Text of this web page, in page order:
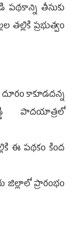
తీసుకు
తల్లికి ప్రభుత్వం
దూరం కాకూడదన్న
పాదయాత్రలో
ఈ పథకం కింద
జిల్లాలో ప్రారంభం